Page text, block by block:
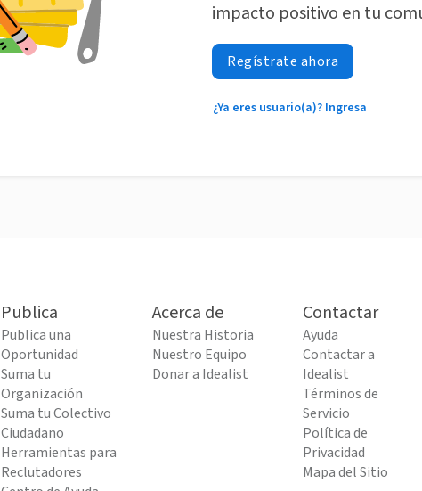
impacto positivo en tu
Regístrate ahora
¿Ya eres usuario(a)? Ingresa
Publica
Publica una
Oportunidad
Suma tu
Organización
Suma tu Colectivo
Ciudadano
Herramientas para
Reclutadores
Acerca de
Nuestra Historia
Nuestro Equipo
Donar a Idealist
Contactar
Ayuda
Contactar a
Idealist
Términos de
Servicio
Política de
Privacidad
Mapa del Sitio